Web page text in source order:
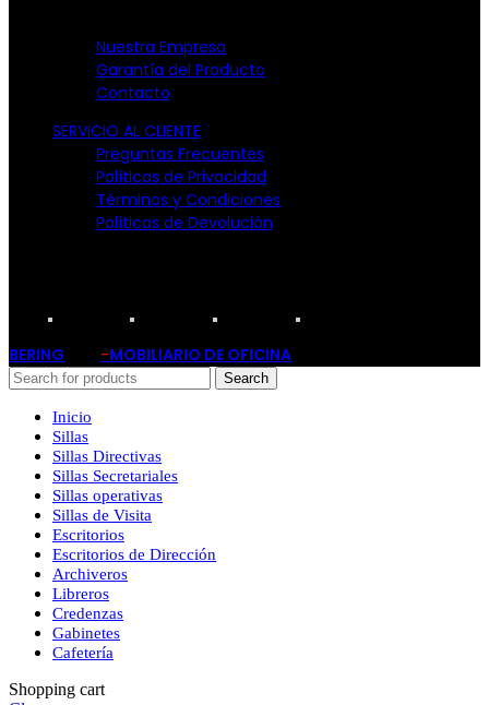
Nuestra Empresa
Garantía del Producto
Contacto
SERVICIO AL CLIENTE
Preguntas Frecuentes
Políticas de Privacidad
Términos y Condiciones
Políticas de Devolución
BERING -MOBILIARIO DE OFICINA
Search
Inicio
Sillas
Sillas Directivas
Sillas Secretariales
Sillas operativas
Sillas de Visita
Escritorios
Escritorios de Dirección
Archiveros
Libreros
Credenzas
Gabinetes
Cafetería
Shopping cart